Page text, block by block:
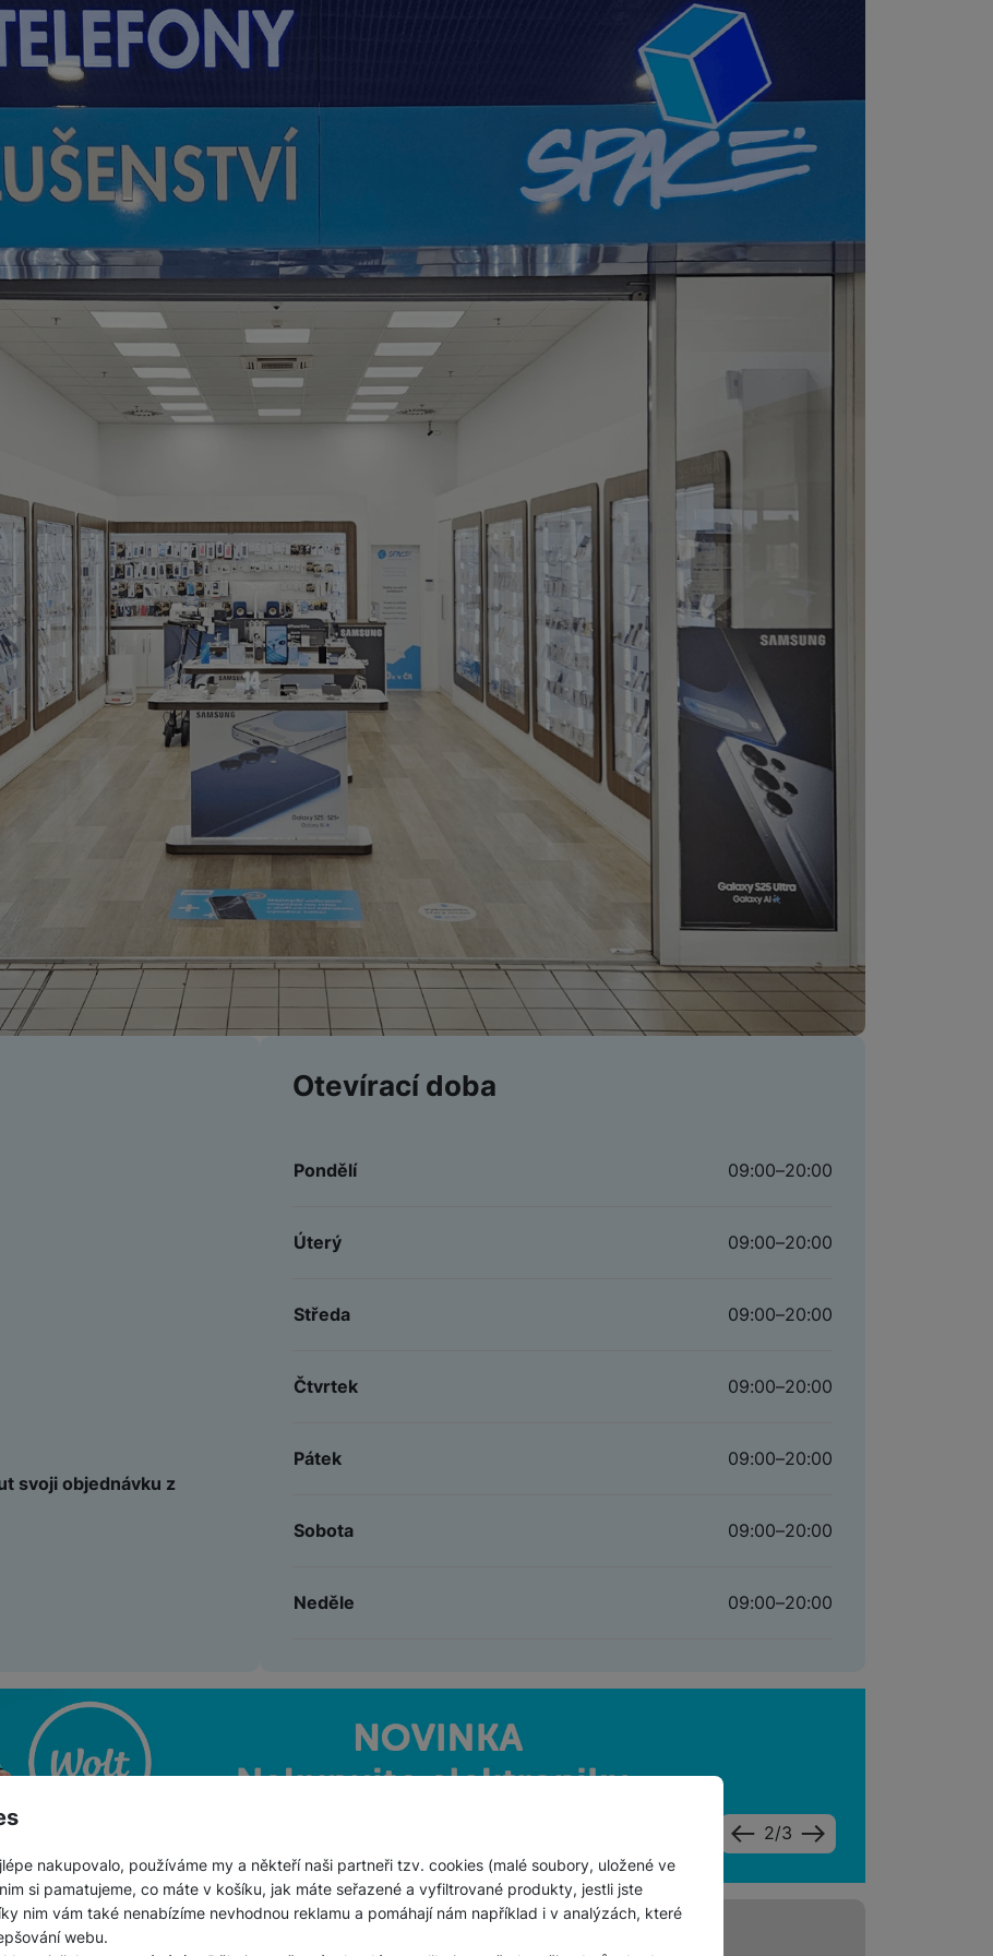
nakupovalo, používáme my a někteří naši partneři tzv. cookies (malé soubory, uložené ve
si pamatujeme, co máte v košíku, jak máte seřazené a vyfiltrované produkty, jestli jste
nim vám také nenabízíme nevhodnou reklamu a pomáhají nám například i v analýzách, které
webu.
Tablety
Smart
Ventilátory
Počítače a notebooky
Herní zóna
Péče o zdraví a tělo
Smart
Ventilátory
Počítače a notebooky
Herní zóna
Péče o zdraví a tělo
Příslušenství
svoji objednávku z
Otevírací doba
Pondělí 09:00–20:00
Úterý 09:00–20:00
Středa 09:00–20:00
Čtvrtek 09:00–20:00
Pátek 09:00–20:00
Sobota 09:00–20:00
Neděle 09:00–20:00
předchozí
slide
2/
z
3
následující